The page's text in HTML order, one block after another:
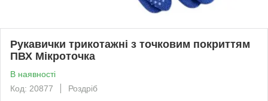
Рукавички трикотажні з точковим покриттям
ПВХ Мікроточка
В наявності
Код: 20877
Роздріб